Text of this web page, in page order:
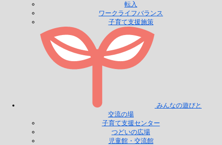
転入
ワークライフバランス
子育て支援施策
みんなの遊びと
交流の場
子育て支援センター
つどいの広場
児童館・交流館